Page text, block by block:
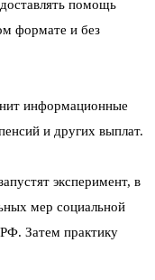
помощь
формате и без
информационные
и других выплат.
эксперимент, в
мер социальной
Затем практику